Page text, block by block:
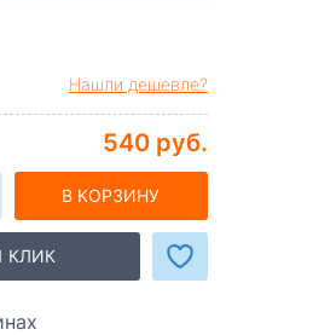
Нашли дешевле?
540 руб.
В КОРЗИНУ
КЛИК